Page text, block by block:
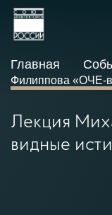
Главная
Филиппова «ОЧЕ-
Лекция
видные